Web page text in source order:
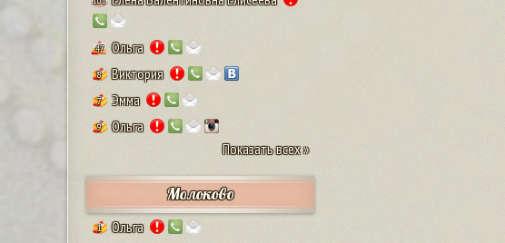
47 Ольга
8 Виктория
7 Эмма
9
Ольга
Показать всех »
Молоково
1 Ольга